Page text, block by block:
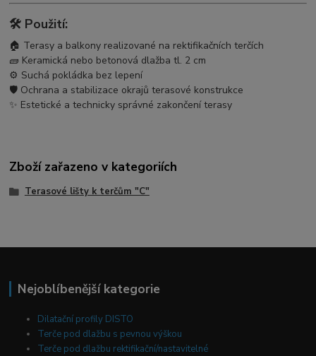
🛠️ Použití:
🏠 Terasy a balkony realizované na rektifikačních terčích
🧱 Keramická nebo betonová dlažba tl. 2 cm
⚙️ Suchá pokládka bez lepení
🛡️ Ochrana a stabilizace okrajů terasové konstrukce
✨ Estetické a technicky správné zakončení terasy
Zboží zařazeno v kategoriích
Terasové lišty k terčům "C"
Nejoblíbenější kategorie
Dilatační profily DISTO
Terče pod dlažbu s pevnou výškou
Terče pod dlažbu rektifikační/nastavitelné